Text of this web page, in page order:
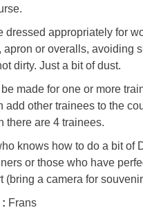
dressed appropriately for
apron or overalls, avoiding
dirty. Just a bit of dust.
made for one or more
add other trainees to the
there are 4 trainees.
knows how to do a bit of
or those who have
(bring a camera for
Frans